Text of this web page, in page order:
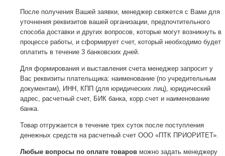
После получения Вашей заявки, менеджер свяжется с Вами для
уточнения реквизитов вашей организации, предпочтительного
способа доставки и других вопросов, которые могут возникнуть в
процессе работы, и сформирует счет, который необходимо будет
оплатить в течение 3 банковских дней.
Для формирования и выставления счета менеджер запросит у
Вас реквизиты плательщика: наименование (по учредительным
документам), ИНН, КПП (для юридических лиц), юридический
адрес, расчетный счет, БИК банка, корр.счет и наименование
банка.
Товар отгружается в течение трех суток после поступления
денежных средств на расчетный счет ООО «ПТК ПРИОРИТЕТ».
Любые вопросы по оплате товаров можно задать менеджеру